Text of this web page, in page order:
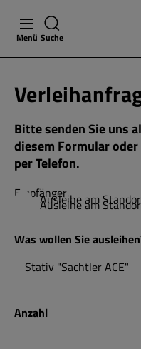
Menü Suche
Bitte senden Sie uns
diesem Formular
per Telefon.
EmpfängerAusleihe am
Ausleihe am
Was wollen Sie
Anzahl